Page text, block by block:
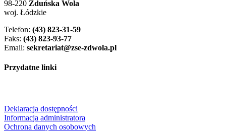
98-220 Zduńska Wola
woj. Łódzkie
Telefon: (43) 823-31-59
Faks: (43) 823-93-77
Email: sekretariat@zse-zdwola.pl
Przydatne linki
Deklaracja dostępności
Informacja administratora
Ochrona danych osobowych